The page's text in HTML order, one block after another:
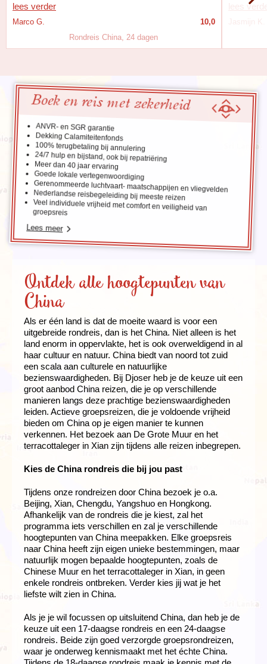
lees verder
Marco G.
10,0
Rondreis China, 24 dagen
lees
Boek en reis met zekerheid
ANVR- en SGR garantie
Dekking Calamiteitenfonds
100% terugbetaling bij annulering
24/7 hulp en bijstand, ook bij repatriëring
Meer dan 40 jaar ervaring
Goede lokale vertegenwoordiging
Gerenommeerde luchtvaart- maatschappijen en vliegvelden
Nederlandse reisbegeleiding bij meeste reizen
Veel individuele vrijheid met comfort en veiligheid van
groepsreis
Lees meer
Ontdek alle hoogtepunten van
China
Als er één land is dat de moeite waard is voor een
uitgebreide rondreis, dan is het China. Niet alleen is het
land enorm in oppervlakte, het is ook overweldigend in al
haar cultuur en natuur. China biedt van noord tot zuid
een scala aan culturele en natuurlijke
bezienswaardigheden. Bij Djoser heb je de keuze uit een
groot aanbod China reizen, die je op verschillende
manieren langs deze prachtige bezienswaardigheden
leiden. Actieve groepsreizen, die je voldoende vrijheid
bieden om China op je eigen manier te kunnen
verkennen. Het bezoek aan De Grote Muur en het
terracottaleger in Xian zijn tijdens alle reizen inbegrepen.
Kies de China rondreis die bij jou past
Tijdens onze rondreizen door China bezoek je o.a.
Beijing, Xian, Chengdu, Yangshuo en Hongkong.
Afhankelijk van de rondreis die je kiest, zal het
programma iets verschillen en zal je verschillende
hoogtepunten van China meepakken. Elke groepsreis
naar China heeft zijn eigen unieke bestemmingen, maar
natuurlijk mogen bepaalde hoogtepunten, zoals de
Chinese Muur en het terracottaleger in Xian, in geen
enkele rondreis ontbreken. Verder kies jij wat je het
liefste wilt zien in China.
Als je je wil focussen op uitsluitend China, dan heb je de
keuze uit een 17-daagse rondreis en een 24-daagse
rondreis. Beide zijn goed verzorgde groepsrondreizen,
waar je onderweg kennismaakt met het échte China.